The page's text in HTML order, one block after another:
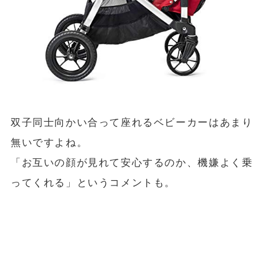
双子同士向かい合って座れるベビーカーはあまり
無いですよね。
「お互いの顔が見れて安心するのか、機嫌よく乗
ってくれる」というコメントも。